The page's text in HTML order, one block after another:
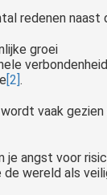
redenen
groei
verbondenheid
[2].
vaak
je angst voor
wereld als